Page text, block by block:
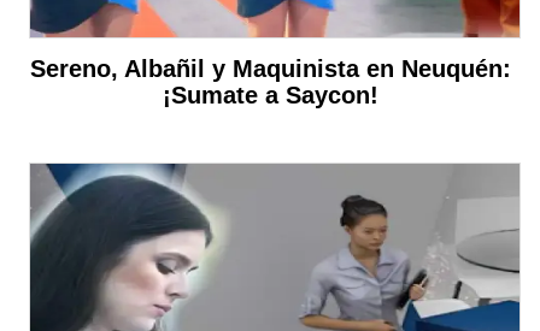
Sereno, Albañil y Maquinista en Neuquén:
¡Sumate a Saycon!